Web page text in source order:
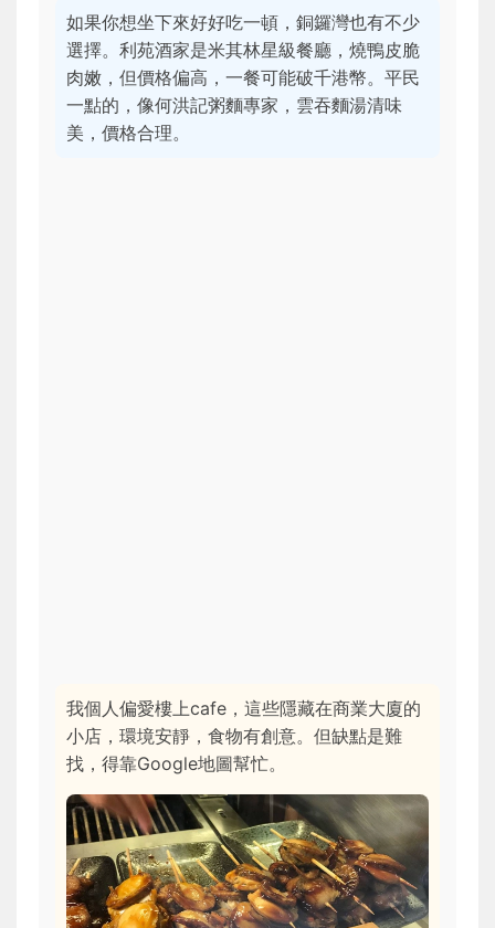
如果你想坐下來好好吃一頓，銅鑼灣也有不少
選擇。利苑酒家是米其林星級餐廳，燒鴨皮脆
肉嫩，但價格偏高，一餐可能破千港幣。平民
一點的，像何洪記粥麵專家，雲吞麵湯清味
美，價格合理。
我個人偏愛樓上cafe，這些隱藏在商業大廈的
小店，環境安靜，食物有創意。但缺點是難
找，得靠Google地圖幫忙。